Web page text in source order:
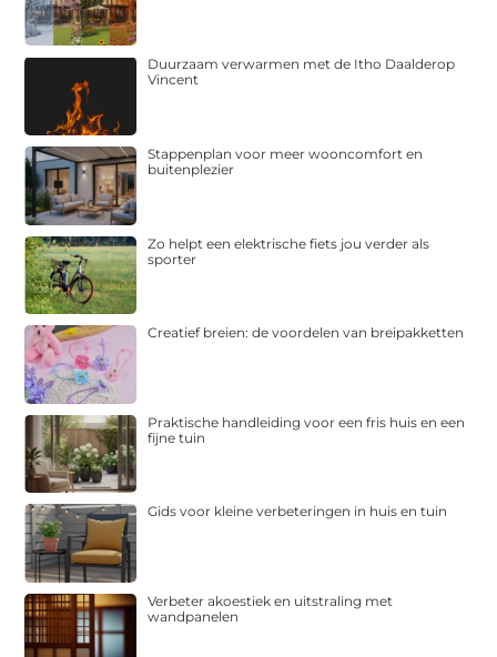
Duurzaam verwarmen met de Itho Daalderop
Vincent
Stappenplan voor meer wooncomfort en
buitenplezier
Zo helpt een elektrische fiets jou verder als
sporter
Creatief breien: de voordelen van breipakketten
Praktische handleiding voor een fris huis en een
fijne tuin
Gids voor kleine verbeteringen in huis en tuin
Verbeter akoestiek en uitstraling met
wandpanelen